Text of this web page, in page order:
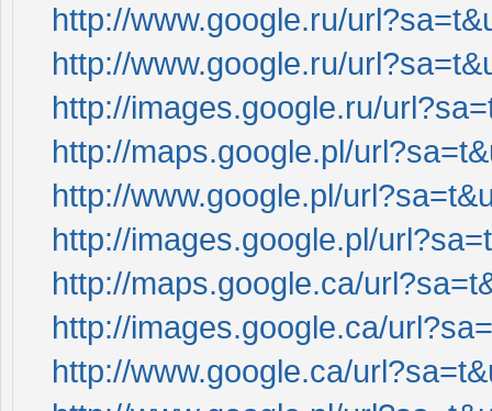
http://www.google.ru/
http://www.google.ru/
http://images.google.ru/
http://maps.google.pl/
http://www.google.pl/
http://images.google.pl/
http://maps.google.ca/
http://images.google.ca/
http://www.google.ca/